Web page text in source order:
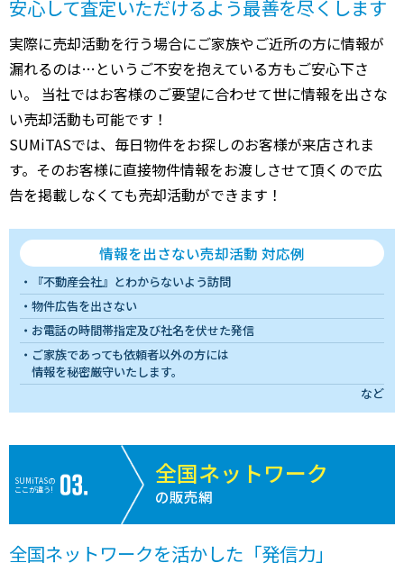
安心して査定いただけるよう最善を尽くします
実際に売却活動を行う場合にご家族やご近所の方に情報が
漏れるのは…というご不安を抱えている方もご安心下さ
い。 当社ではお客様のご要望に合わせて世に情報を出さな
い売却活動も可能です！
SUMiTASでは、毎日物件をお探しのお客様が来店されま
す。そのお客様に直接物件情報をお渡しさせて頂くので広
告を掲載しなくても売却活動ができます！
情報を出さない売却活動 対応例
『不動産会社』とわからないよう訪問
物件広告を出さない
お電話の時間帯指定及び社名を伏せた発信
ご家族であっても依頼者以外の方には
情報を秘密厳守いたします。
など
SUMiTASの
ここが違う!
全国ネットワーク
の販売網
全国ネットワークを活かした「発信力」